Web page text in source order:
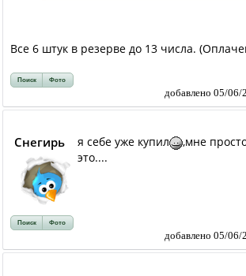
Все 6 штук в резерве до 13 числа.
Поиск Фото
добавлено 05/
Снегирь я себе уже купил
,мне
это....
Поиск Фото
добавлено 05/06/